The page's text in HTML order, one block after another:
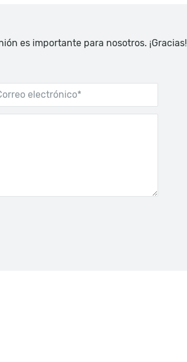
es importante para nosotros. ¡Gracias!